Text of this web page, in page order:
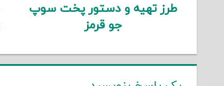
طرز تهیه و دستور پخت سوپ
جو قرمز